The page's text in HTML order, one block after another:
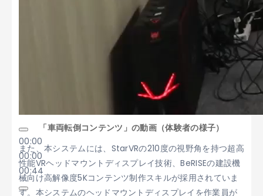
00:00
00:00
00:44
「車両転倒コンテンツ」の動画（体験者の様子）
また、本システムには、StarVRの210度の視野角を持つ超高
性能VRヘッドマウントディスプレイ技術、BeRISEの建設機
械向け高解像度5Kコンテンツ制作スキルが採用されていま
す。本システムのヘッドマウントディスプレイを作業員が